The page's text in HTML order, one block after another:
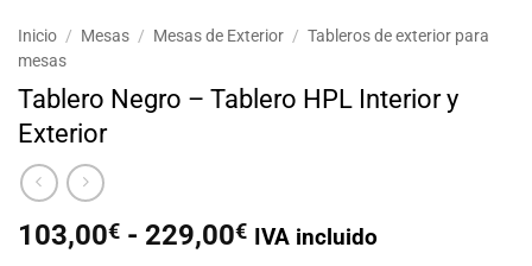
Inicio / Mesas / Mesas de Exterior / Tableros de exterior para
mesas
Tablero Negro – Tablero HPL Interior y
Exterior
103,00€ - 229,00€Rango
IVA incluido